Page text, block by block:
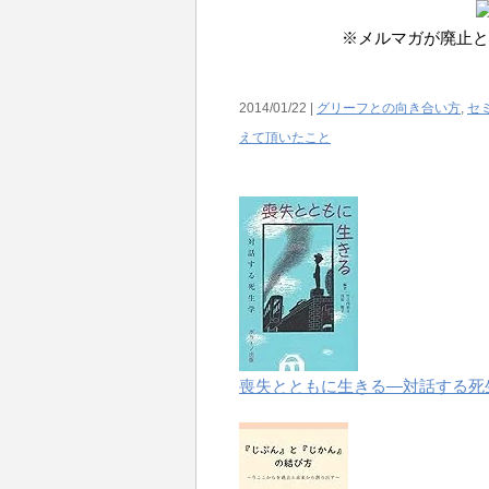
※メルマガが廃止
2014/01/22 | グリーフとの向き合い方, セ
えて頂いたこと
喪失とともに生きる―対話する死